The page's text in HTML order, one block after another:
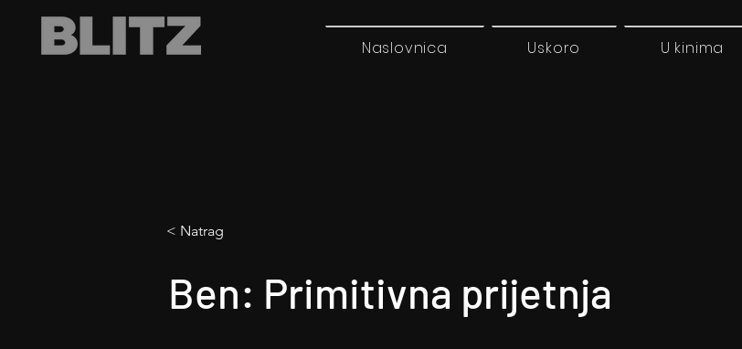
Naslovnica Uskoro U kinima
< Natrag
Ben: Primitivna prijetnja